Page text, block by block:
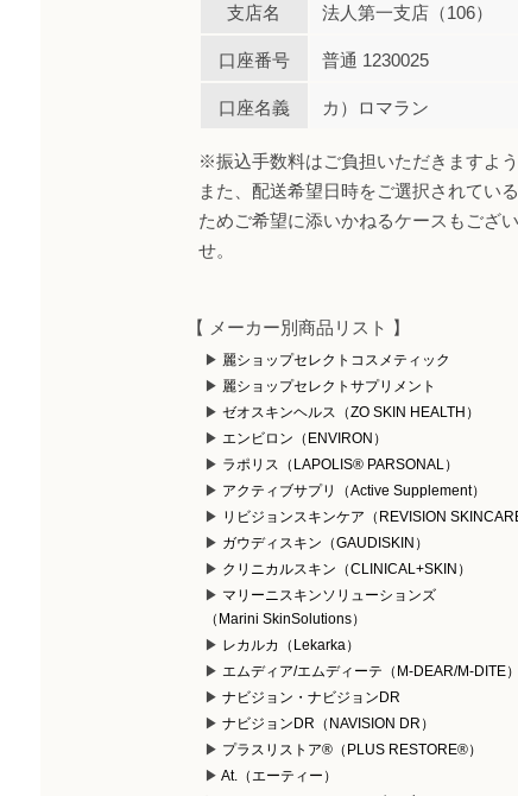
支店名 法人第一支店（106）
口座番号 普通 1230025
口座名義 カ）ロマラン
※振込手数料はご負担いただきますよう
また、配送希望日時をご選択されてい
ためご希望に添いかねるケースもござ
せ。
【 メーカー別商品リスト 】
麗ショップセレクトコスメティック
麗ショップセレクトサプリメント
ゼオスキンヘルス（ZO SKIN HEALTH）
エンビロン（ENVIRON）
ラポリス（LAPOLIS® PARSONAL）
アクティブサプリ（Active Supplement）
リビジョンスキンケア（REVISION
ガウディスキン（GAUDISKIN）
クリニカルスキン（CLINICAL+SKIN）
マリーニスキンソリューションズ
（Marini SkinSolutions）
レカルカ（Lekarka）
エムディア/エムディーテ（M-DEAR/M-DITE）
ナビジョン・ナビジョンDR
ナビジョンDR（NAVISION DR）
プラスリストア®（PLUS RESTORE®）
At.（エーティー）